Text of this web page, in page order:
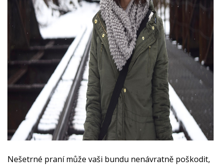
Nešetrné praní může vaši bundu nenávratně poškodit,